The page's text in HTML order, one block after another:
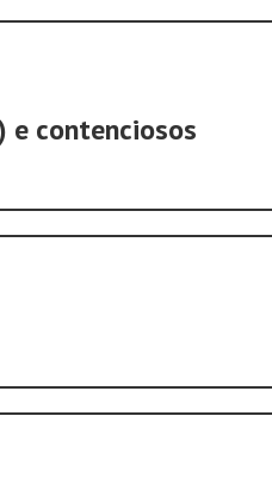
e contenciosos